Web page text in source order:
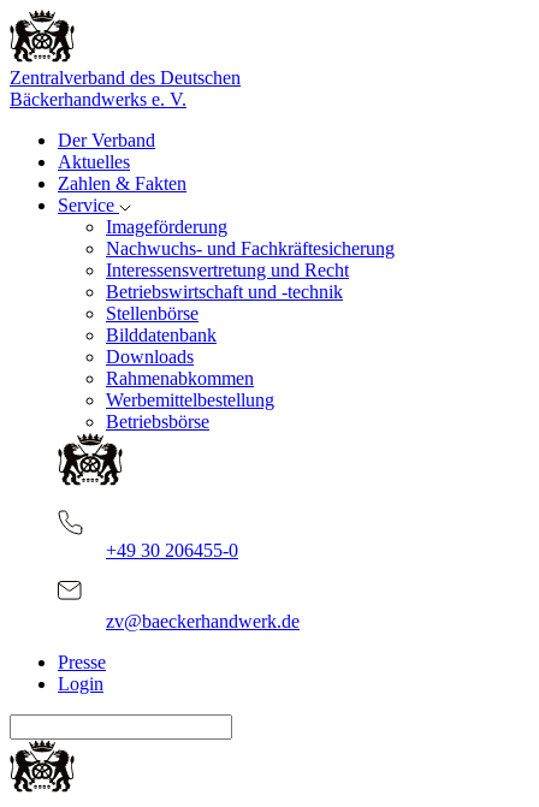
Zentralverband des Deutschen
Bäckerhandwerks e. V.
Der Verband
Aktuelles
Zahlen & Fakten
Service
Imageförderung
Nachwuchs- und Fachkräftesicherung
Interessensvertretung und Recht
Betriebswirtschaft und -technik
Stellenbörse
Bilddatenbank
Downloads
Rahmenabkommen
Werbemittelbestellung
Betriebsbörse
+49 30 206455-0
zv@baeckerhandwerk.de
Presse
Login